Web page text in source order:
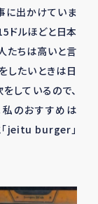
に出かけていま
ドルほどと日本
たちは高いと言
したいときは日
しているので、
のおすすめは
「jeitu burger」